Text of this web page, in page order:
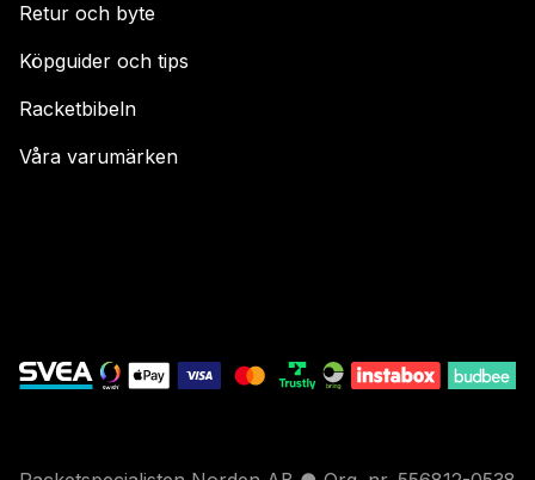
Retur och byte
Köpguider och tips
Racketbibeln
Våra varumärken